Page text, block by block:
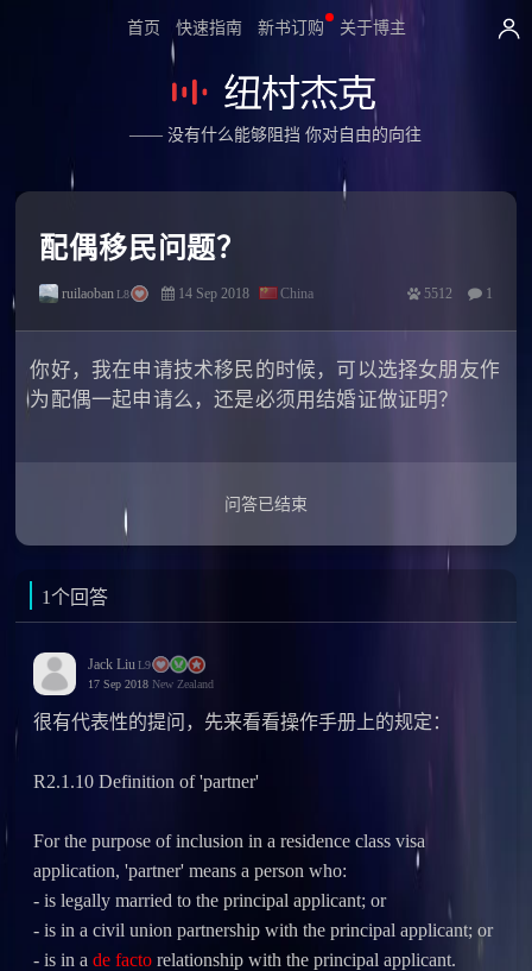
首页 快速指南 新书订购 关于博主
—— 没有什么能够阻挡 你对自由的向往
配偶移民问题？
ruilaoban L8 14 Sep 2018 China 5512 1
你好，我在申请技术移民的时候，可以选择女朋友作
为配偶一起申请么，还是必须用结婚证做证明？
问答已结束
1个回答
Jack Liu L9
17 Sep 2018New Zealand
很有代表性的提问，先来看看操作手册上的规定：
R2.1.10 Definition of 'partner'
For the purpose of inclusion in a residence class visa
application, 'partner' means a person who:
- is legally married to the principal applicant; or
- is in a civil union partnership with the principal applicant; or
- is in ade facto relationship with the principal applicant.